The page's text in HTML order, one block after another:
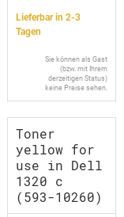
Lieferbar in 2-3
Tagen
Sie können als Gast
(bzw. mit Ihrem
derzeitigen Status)
keine Preise sehen.
Toner
yellow for
use in Dell
1320 c
(593-10260)